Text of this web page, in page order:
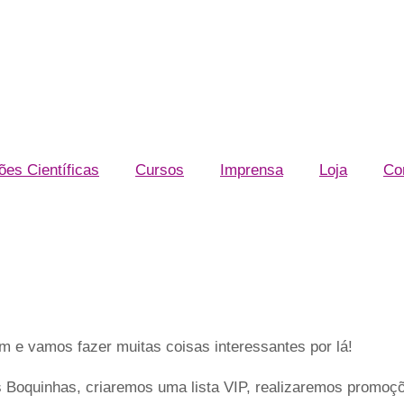
Científicas Cursos Imprensa Loja
e vamos fazer muitas coisas interessantes por lá!
criaremos uma lista VIP, realizaremos